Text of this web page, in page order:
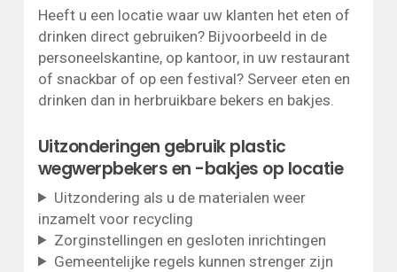
Heeft u een locatie waar uw klanten het eten of
drinken direct gebruiken? Bijvoorbeeld in de
personeelskantine, op kantoor, in uw restaurant
of snackbar of op een festival? Serveer eten en
drinken dan in herbruikbare bekers en bakjes.
Uitzonderingen gebruik plastic
wegwerpbekers en -bakjes op locatie
Uitzondering als u de materialen weer
inzamelt voor recycling
Zorginstellingen en gesloten inrichtingen
Gemeentelijke regels kunnen strenger zijn